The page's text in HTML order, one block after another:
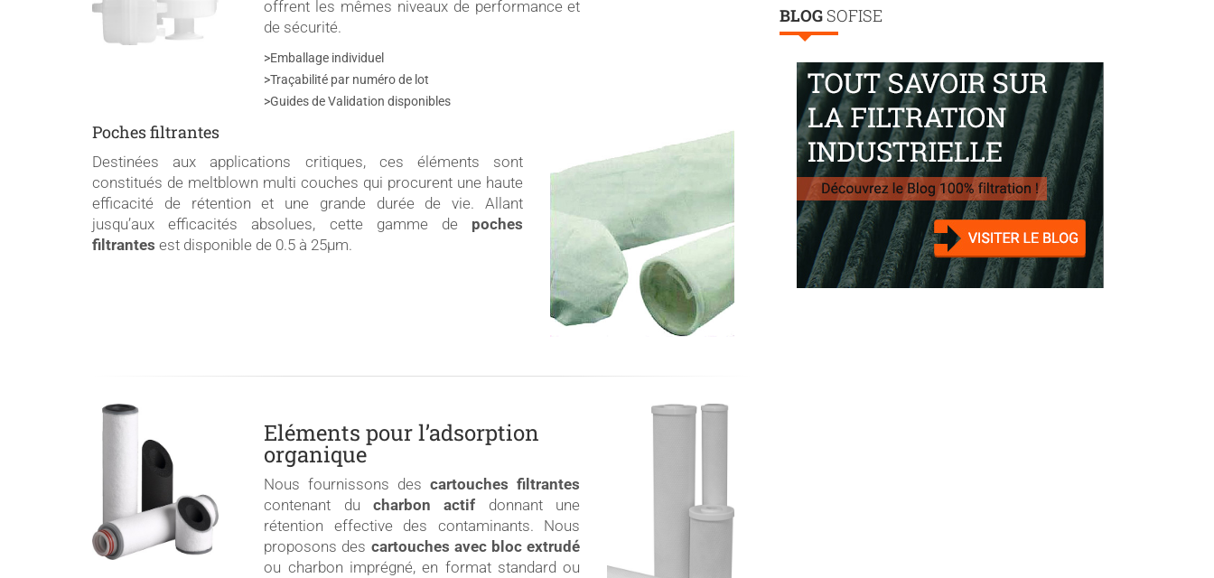
offrent les mêmes niveaux de performance et
de sécurité.
>Emballage individuel
>Traçabilité par numéro de lot
>Guides de Validation disponibles
Poches filtrantes
Destinées aux applications critiques, ces éléments sont
constitués de meltblown multi couches qui procurent une haute
efficacité de rétention et une grande durée de vie. Allant
jusqu’aux efficacités absolues, cette gamme de poches
filtrantes est disponible de 0.5 à 25µm.
Eléments pour l’adsorption
organique
Nous fournissons descartouches filtrantes
contenant ducharbon actif donnant une
rétention effective des contaminants. Nous
proposons des cartouches avec bloc extrudé
ou charbon imprégné, en format standard ou
BLOGSOFISE